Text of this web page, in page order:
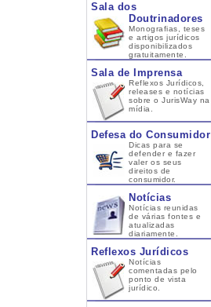
Sala dos
Doutrinadores
Monografias, teses
e artigos jurídicos
disponibilizados
gratuitamente.
Sala de Imprensa
Reflexos Jurídicos,
releases e notícias
sobre o JurisWay na
mídia.
Defesa do Consumidor
Dicas para se
defender e fazer
valer os seus
direitos de
consumidor.
Notícias
Notícias reunidas
de várias fontes e
atualizadas
diariamente.
Reflexos Jurídicos
Notícias
comentadas pelo
ponto de vista
jurídico.